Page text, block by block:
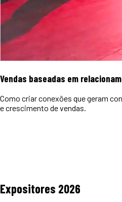
Vendas baseadas em
Como criar conexões que geram
e crescimento de vendas.
Expositores 2026